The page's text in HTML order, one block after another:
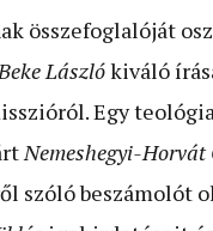
összefoglalóját
Lászlókiváló
Egy
Nemeshegyi-Horvát
szóló beszámolót